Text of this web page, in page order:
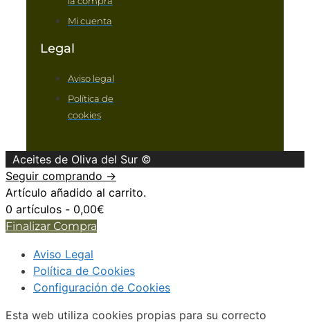
Mi cuenta
Legal
Aviso legal
Política de
cookies
Aceites de Oliva del Sur ©
Seguir comprando →
Artículo añadido al carrito.
0 artículos - 0,00€
Finalizar Compra
Aviso Legal
Política de Cookies
Configuración de Cookies
Esta web utiliza cookies propias para su correcto